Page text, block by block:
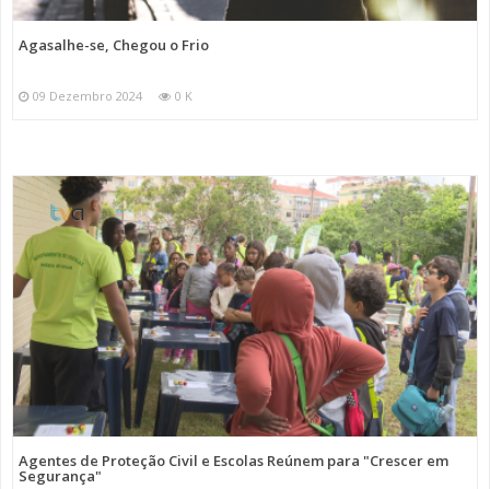
Agasalhe-se, Chegou o Frio
09 Dezembro 2024 0 K
Agentes de Proteção Civil e Escolas Reúnem para "Crescer em
Segurança"